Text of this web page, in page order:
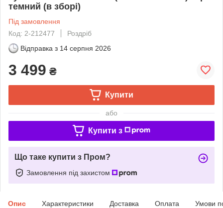
темний (в зборі)
Під замовлення
Код: 2-212477
Роздріб
Відправка з 14 серпня 2026
3 499 ₴
Купити
або
Купити з
Що таке купити з Пром?
Замовлення під захистом
Опис Характеристики Доставка Оплата Умови